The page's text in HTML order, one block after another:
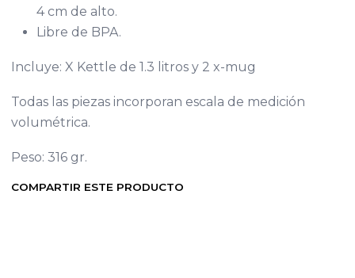
4 cm de alto.
Libre de BPA.
Incluye: X Kettle de 1.3 litros y 2 x-mug
Todas las piezas incorporan escala de medición
volumétrica.
Peso: 316 gr.
COMPARTIR ESTE PRODUCTO